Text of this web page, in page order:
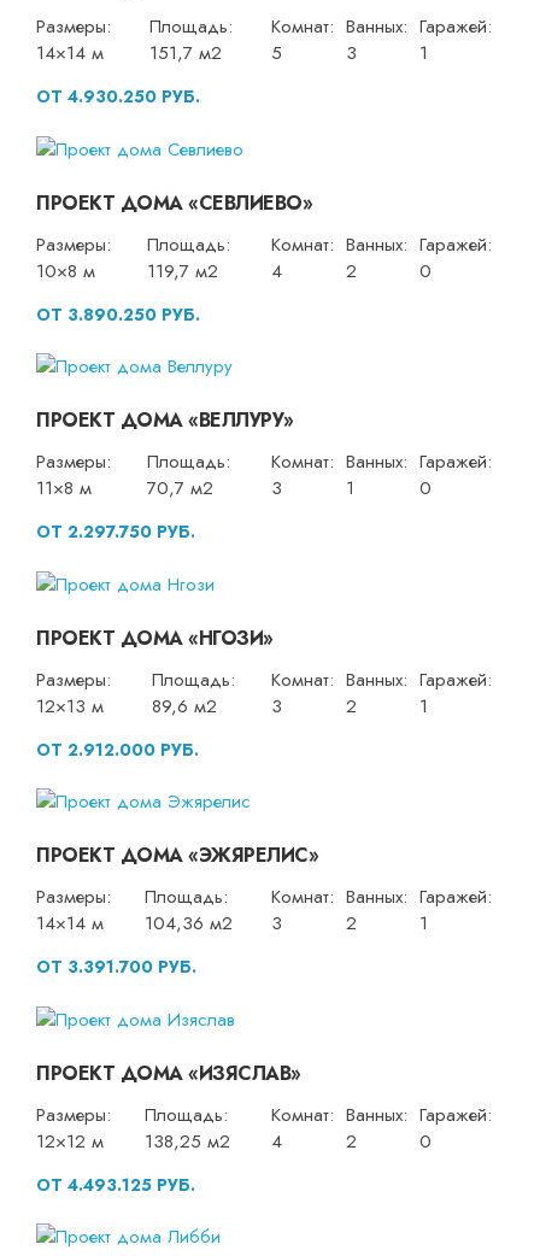
Размеры:
14×14 м
Площадь:
151,7 м2
Комнат:
5
Ванных:
3
Гаражей:
1
ОТ 4.930.250 РУБ.
ПРОЕКТ ДОМА «СЕВЛИЕВО»
Размеры:
10×8 м
Площадь:
119,7 м2
Комнат:
4
Ванных:
2
Гаражей:
0
ОТ 3.890.250 РУБ.
ПРОЕКТ ДОМА «ВЕЛЛУРУ»
Размеры:
11×8 м
Площадь:
70,7 м2
Комнат:
3
Ванных:
1
Гаражей:
0
ОТ 2.297.750 РУБ.
ПРОЕКТ ДОМА «НГОЗИ»
Размеры:
12×13 м
Площадь:
89,6 м2
Комнат:
3
Ванных:
2
Гаражей:
1
ОТ 2.912.000 РУБ.
ПРОЕКТ ДОМА «ЭЖЯРЕЛИС»
Размеры:
14×14 м
Площадь:
104,36 м2
Комнат:
3
Ванных:
2
Гаражей:
1
ОТ 3.391.700 РУБ.
ПРОЕКТ ДОМА «ИЗЯСЛАВ»
Размеры:
12×12 м
Площадь:
138,25 м2
Комнат:
4
Ванных:
2
Гаражей:
0
ОТ 4.493.125 РУБ.